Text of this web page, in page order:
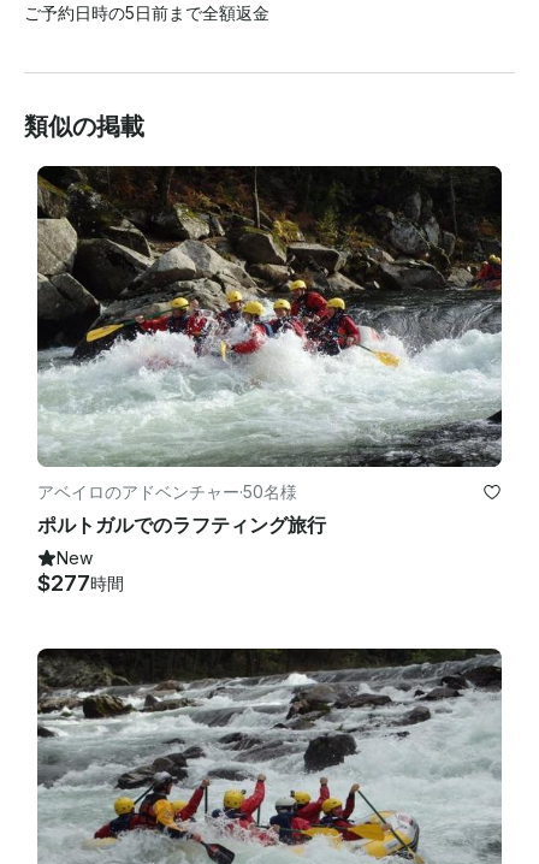
ご予約日時の5日前まで全額返金
類似の掲載
アベイロのアドベンチャー·50名様
ポルトガルでのラフティング旅行
New
$277時間